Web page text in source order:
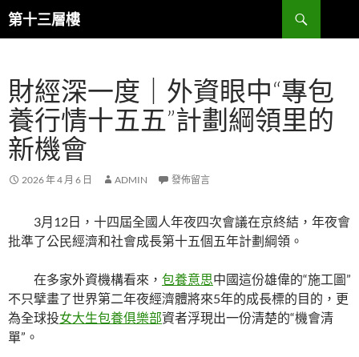
跳
至
容
第十三層樓
搜
尋
財經深一度｜外資眼中“專包
養行情十五五”計劃綱領里的
新機會
2026 年 4 月 6 日 ADMIN 發佈留言
3月12日，十四屆全國人年夜四次會議在京終結，年夜會
批準了公民經濟和社會成長第十五個五年計劃綱領。
在多家外資機構看來， 包養意思中國這份雄偉的“施工圖”
不只擘畫了世界第二年夜經濟體將來5年的成長標的目的，更
為全球投女大生包養俱樂部資者浮現出一份清楚的“機會清
單”。